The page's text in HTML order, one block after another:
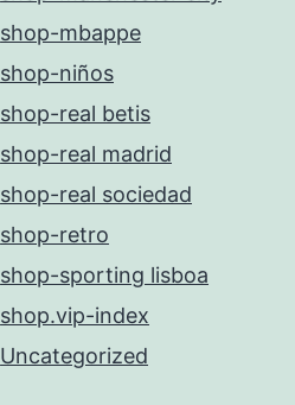
shop-mbappe
shop-niños
shop-real betis
shop-real madrid
shop-real sociedad
shop-retro
shop-sporting lisboa
shop.vip-index
Uncategorized